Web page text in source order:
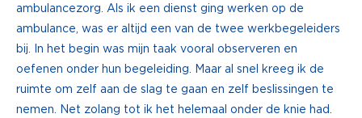
ambulancezorg. Als ik een dienst ging werken op de
ambulance, was er altijd een van de twee werkbegeleiders
bij. In het begin was mijn taak vooral observeren en
oefenen onder hun begeleiding. Maar al snel kreeg ik de
ruimte om zelf aan de slag te gaan en zelf beslissingen te
nemen. Net zolang tot ik het helemaal onder de knie had.